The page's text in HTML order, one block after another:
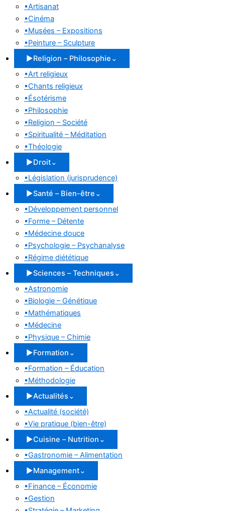
▪Artisanat
▪Cinéma
▪Musées – Expositions
▪Peinture – Sculpture
▶Religion – Philosophie ⌄
▪Art religieux
▪Chants religieux
▪Ésotérisme
▪Philosophie
▪Religion – Société
▪Spiritualité – Méditation
▪Théologie
▶Droit⌄
▪Législation (jurisprudence)
▶Santé – Bien-être ⌄
▪Développement personnel
▪Forme – Détente
▪Médecine douce
▪Psychologie – Psychanalyse
▪Régime diététique
▶Sciences – Techniques ⌄
▪Astronomie
▪Biologie – Génétique
▪Mathématiques
▪Médecine
▪Physique – Chimie
▶Formation ⌄
▪Formation – Éducation
▪Méthodologie
▶Actualités ⌄
▪Actualité (société)
▪Vie pratique (bien-être)
▶Cuisine – Nutrition ⌄
▪Gastronomie – Alimentation
▶Management⌄
▪Finance – Économie
▪Gestion